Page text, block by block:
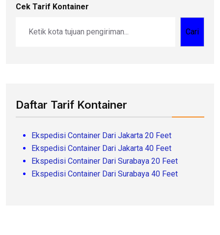
Cek Tarif Kontainer
Cari
Daftar Tarif Kontainer
Ekspedisi Container Dari Jakarta 20 Feet
Ekspedisi Container Dari Jakarta 40 Feet
Ekspedisi Container Dari Surabaya 20 Feet
Ekspedisi Container Dari Surabaya 40 Feet